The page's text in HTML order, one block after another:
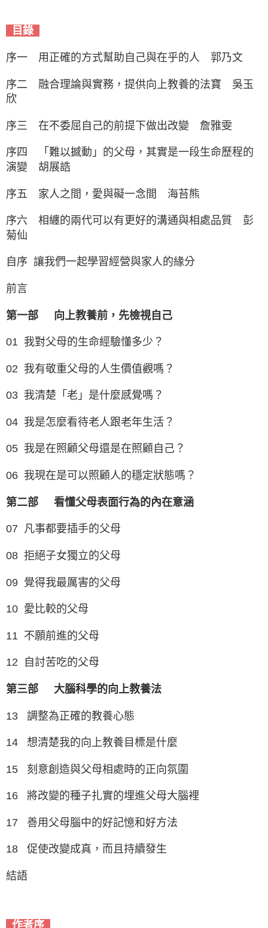
目錄
序一 用正確的方式幫助自己與在乎的人 郭乃文
序二 融合理論與實務，提供向上教養的法寶 吳玉
欣
序三 在不委屈自己的前提下做出改變 詹雅雯
序四 「難以撼動」的父母，其實是一段生命歷程的
演變 胡展誥
序五 家人之間，愛與礙一念間 海苔熊
序六 相纏的兩代可以有更好的溝通與相處品質 彭
菊仙
自序 讓我們一起學習經營與家人的緣分
前言
第一部 向上教養前，先檢視自己
01 我對父母的生命經驗懂多少？
02 我有敬重父母的人生價值觀嗎？
03 我清楚「老」是什麼感覺嗎？
04 我是怎麼看待老人跟老年生活？
05 我是在照顧父母還是在照顧自己？
06 我現在是可以照顧人的穩定狀態嗎？
第二部 看懂父母表面行為的內在意涵
07 凡事都要插手的父母
08 拒絕子女獨立的父母
09 覺得我最厲害的父母
10 愛比較的父母
11 不願前進的父母
12 自討苦吃的父母
第三部 大腦科學的向上教養法
13 調整為正確的教養心態
14 想清楚我的向上教養目標是什麼
15 刻意創造與父母相處時的正向氛圍
16 將改變的種子扎實的埋進父母大腦裡
17 善用父母腦中的好記憶和好方法
18 促使改變成真，而且持續發生
結語
作者序